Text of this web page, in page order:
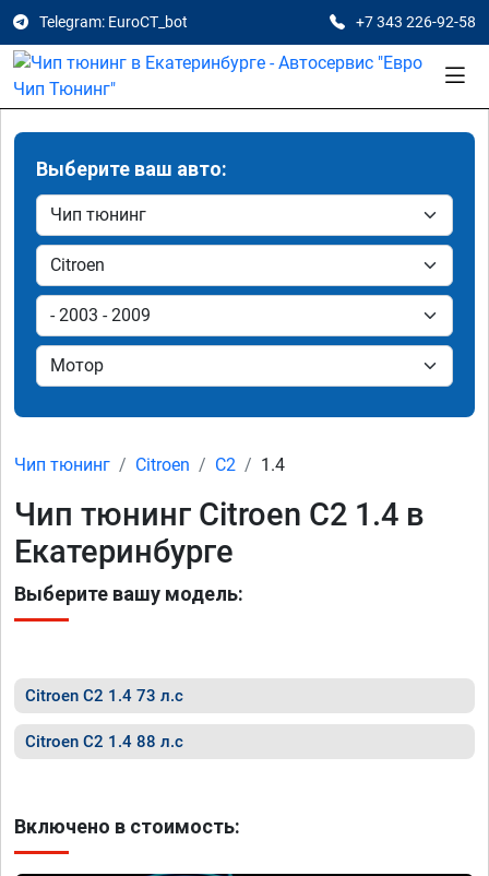
Telegram: EuroCT_bot +7 343 226-92-58
Выберите ваш авто:
Чип тюнинг Citroen C2 1.4
Чип тюнинг Citroen C2 1.4 в
Екатеринбурге
Выберите вашу модель:
Citroen C2 1.4 73 л.с
Citroen C2 1.4 88 л.с
Включено в стоимость: